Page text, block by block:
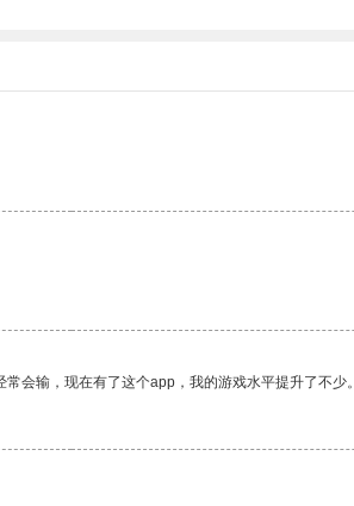
会输，现在有了这个app，我的游戏水平提升了不少。